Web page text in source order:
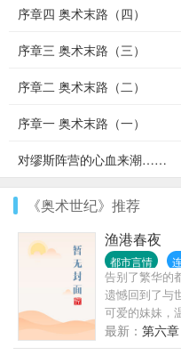
序章四 奥术末路（四）
序章三 奥术末路（三）
序章二 奥术末路（二）
序章一 奥术末路（一）
对缪斯阵营的心血来潮……
《奥术世纪》推荐
渔港春夜
都市言情
告别了繁华的
遗憾回到了与
可爱的妹妹，
么的陌生和熟
种日出而作，
最新： 第六